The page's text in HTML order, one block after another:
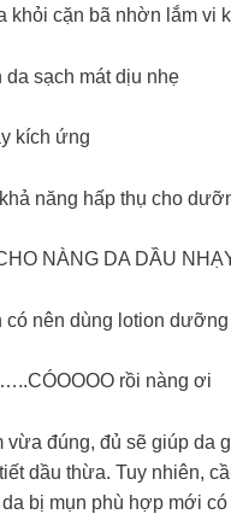
khỏi cặn bã nhờn lắm vi
da sạch mát dịu nhẹ
kích ứng
năng hấp thụ cho
NÀNG DA DẦU
có nên dùng lotion
rồi nàng ơi
vừa đúng, đủ sẽ giúp da
dầu thừa. Tuy nhiên,
bị mụn phù hợp mới